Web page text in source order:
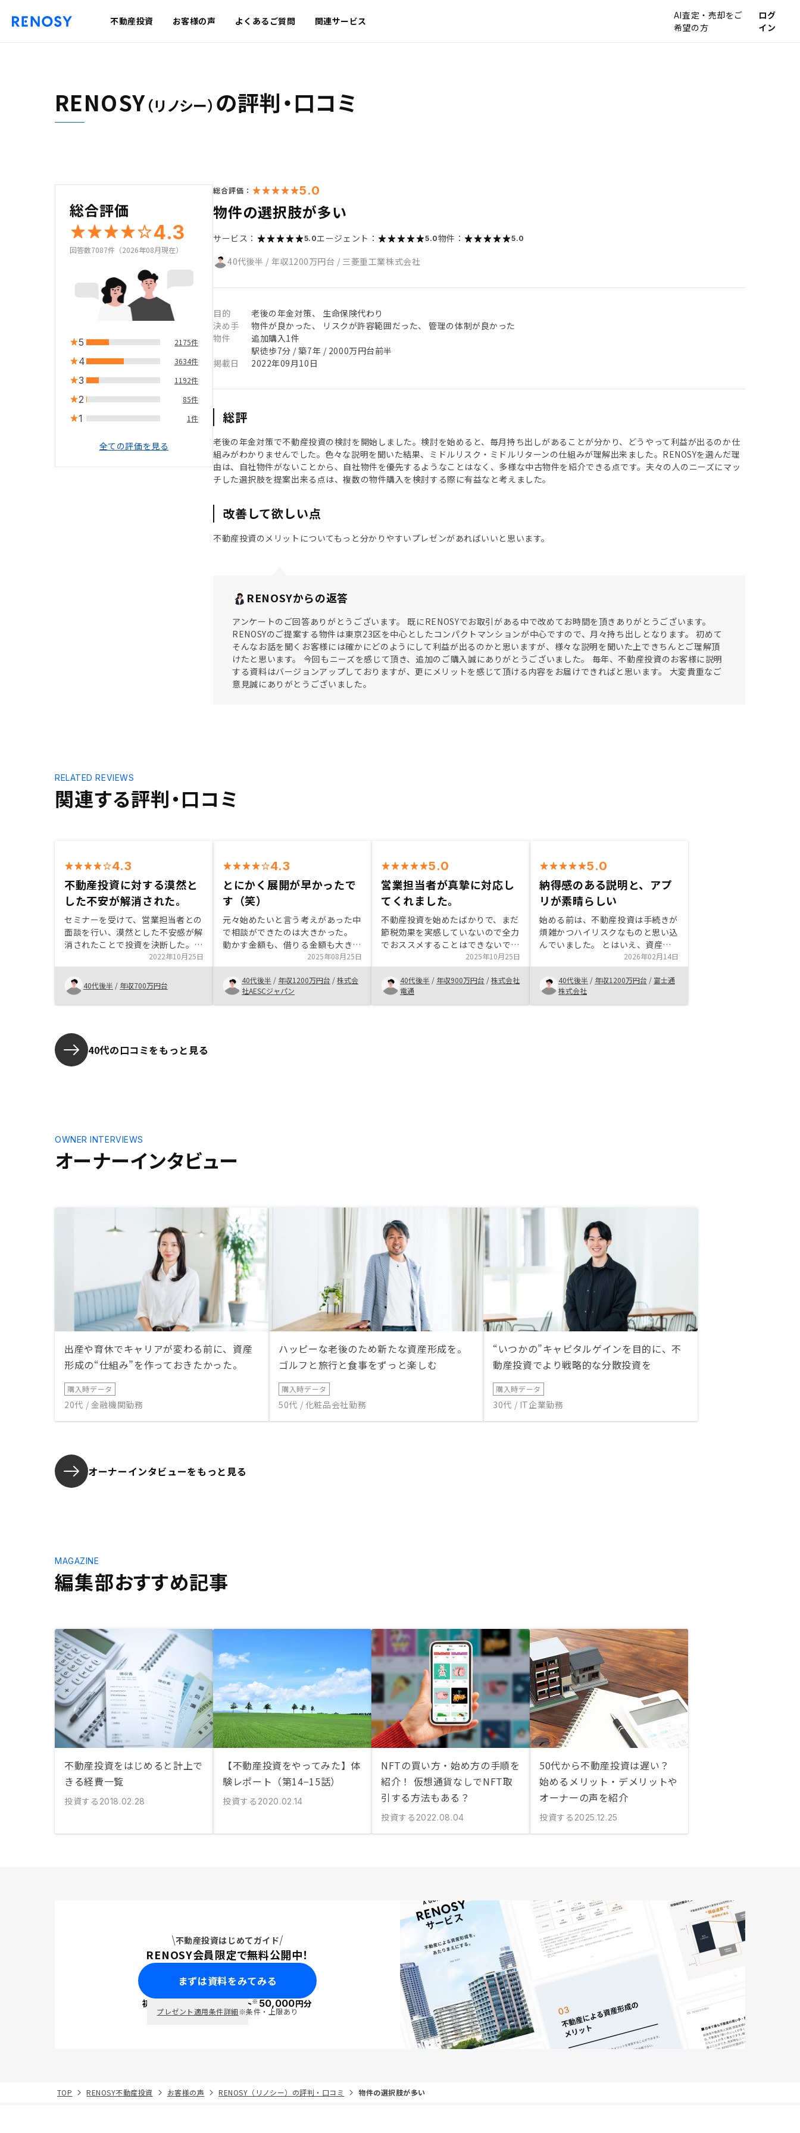
不動産投資 お客様の声 よくあるご質問 関連サービス
AI査定・売却をご
希望の方
ログ
イン
RENOSY（リノシー） の評判・口コミ
総合評価
4.3
回答数7087件（2026年08月現在）
5 2175件
4 3634件
3 1192件
2 85件
1 1件
全ての評価を見る
総合評価： 5.0
物件の選択肢が多い
サービス： 5.0エージェント： 5.0物件： 5.0
40代後半 / 年収1200万円台 / 三菱重工業株式会社
目的
老後の年金対策、 生命保険代わり
決め手
物件が良かった、 リスクが許容範囲だった、 管理の体制が良かった
物件
追加購入1件
駅徒歩7分 / 築7年 / 2000万円台前半
掲載日
2022年09月10日
総評
老後の年金対策で不動産投資の検討を開始しました。検討を始めると、毎月持ち出しがあることが分かり、どうやって利益が出るのか仕
組みがわかりませんでした。色々な説明を聞いた結果、ミドルリスク・ミドルリターンの仕組みが理解出来ました。RENOSYを選んだ理
由は、自社物件がないことから、自社物件を優先するようなことはなく、多様な中古物件を紹介できる点です。夫々の人のニーズにマッ
チした選択肢を提案出来る点は、複数の物件購入を検討する際に有益なと考えました。
改善して欲しい点
不動産投資のメリットについてもっと分かりやすいプレゼンがあればいいと思います。
RENOSYからの返答
アンケートのご回答ありがとうございます。 既にRENOSYでお取引がある中で改めてお時間を頂きありがとうございます。
RENOSYのご提案する物件は東京23区を中心としたコンパクトマンションが中心ですので、月々持ち出しとなります。 初めて
そんなお話を聞くお客様には確かにどのようにして利益が出るのかと思いますが、様々な説明を聞いた上できちんとご理解頂
けたと思います。 今回もニーズを感じて頂き、追加のご購入誠にありがとうございました。 毎年、不動産投資のお客様に説明
する資料はバージョンアップしておりますが、更にメリットを感じて頂ける内容をお届けできればと思います。 大変貴重なご
意見誠にありがとうございました。
関連する評判・口コミ
RELATED REVIEWS
4.3
不動産投資に対する漠然と
した不安が解消された。
セミナーを受けて、営業担当者との
面談を行い、漠然とした不安感が解
消されたことで投資を決断した。
打ち合わせは、オンラインであった
が、物件について細かく説明を受け
たこと、こちらの疑問や不安に感じ
てることを丁寧に説明いただいた。
2022年10月25日
40代後半 / 年収700万円台
4.3
とにかく展開が早かったで
す（笑）
元々始めたいと言う考えがあった中
で相談ができたのは大きかった。
動かす金額も、借りる金額も大きく
なるのでその不安を払拭できる説明
は助かりました。 リスクの説明も
元々持って居る知識がおおよそあっ
て居るのかの確認会の様で助かりま
した。 仲間でも興味がある人は多
2025年08月25日
40代後半 / 年収1200万円台 /株式会
社AESCジャパン
5.0
営業担当者が真摯に対応し
てくれました。
不動産投資を始めたばかりで、まだ
節税効果を実感していないので全力
でおススメすることはできないです
が、今年度の確定申告の結果を踏ま
えて、おススメするかどうか判断し
たいと思います。 購入のきっかけ
としては担当セールスの方との信頼
関係を築けた点かなと思っていま
2025年10月25日
40代後半 / 年収900万円台 /株式会社
電通
5.0
納得感のある説明と、アプ
リが素晴らしい
始める前は、不動産投資は手続きが
煩雑かつハイリスクなものと思い込
んでいました。 とはいえ、資産の
運用や分散投資、節税対策を検討す
るうち、話を聞いてみることにしま
した。 そうしたところ、予想は
「いい意味で」大きく裏切られまし
た。担当者の方がとても的確に、私
2026年02月14日
40代後半 / 年収1200万円台 / 富士通
株式会社
40代の口コミをもっと見る
オーナーインタビュー
OWNER INTERVIEWS
出産や育休でキャリアが変わる前に、資産
形成の“仕組み”を作っておきたかった。
購入時データ
20代 / 金融機関勤務
ハッピーな老後のため新たな資産形成を。
ゴルフと旅行と食事をずっと楽しむ
購入時データ
50代 / 化粧品会社勤務
“いつかの”キャピタルゲインを目的に、不
動産投資でより戦略的な分散投資を
購入時データ
30代 / IT企業勤務
オーナーインタビューをもっと見る
編集部おすすめ記事
MAGAZINE
不動産投資をはじめると計上で
きる経費一覧
投資する 2018.02.28
【不動産投資をやってみた】体
験レポート（第14−15話）
投資する 2020.02.14
NFTの買い方・始め方の手順を
紹介！ 仮想通貨なしでNFT取
引する方法もある？
投資する 2022.08.04
50代から不動産投資は遅い？
始めるメリット・デメリットや
オーナーの声を紹介
投資する 2025.12.25
不動産投資はじめてガイド
RENOSY会員限定で無料公開中！
まずは資料をみてみる
初回面談で ポイント※50,000円分
プレゼント適用条件詳細※条件・上限あり
TOP RENOSY不動産投資 お客様の声 RENOSY（リノシー）の評判・口コミ 物件の選択肢が多い